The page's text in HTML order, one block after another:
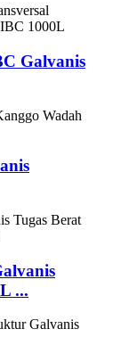
Galvanis
...